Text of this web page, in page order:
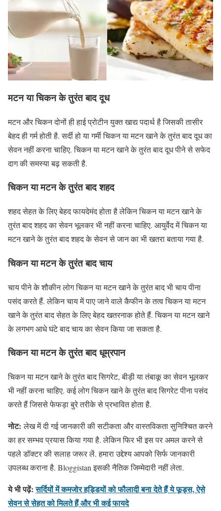
मटन या चिकन के तुरंत बाद दूध
मटन और चिकन दोनों ही हाई प्रोटीन युक्त खाद्य पदार्थ है जिसकी तासीर
बेहद ही गर्म होती है. सर्दी हो या गर्मी चिकन या मटन खाने के तुरंत बाद दूध का
सेवन नहीं करना चाहिए. चिकन या मटन खाने के तुरंत बाद दूध पीने से सफेद
दाग की समस्या बढ़ सकती है.
चिकन या मटन के तुरंत बाद शहद
शहद सेहत के लिए बेहद फायदेमंद होता है लेकिन चिकन या मटन खाने के
तुरंत बाद शहद का सेवन भूलकर भी नहीं करना चाहिए. आयुर्वेद में चिकन या
मटन खाने के तुरंत बाद शहद के सेवन से जान का भी खतरा बताया गया है.
चिकन या मटन के तुरंत बाद चाय
चाय पीने के शौकीन लोग चिकन या मटन खाने के तुरंत बाद भी चाय पीना
पसंद करते हैं. लेकिन चाय में पाए जाने वाले कैफीन के तत्व चिकन या मटन
खाने के तुरंत बाद सेहत के लिए बेहद खतरनाक होते हैं. चिकन या मटन खाने
के लगभग आधे घंटे बाद चाय का सेवन किया जा सकता है.
चिकन या मटन के तुरंत बाद धूम्रपान
चिकन या मटन खाने के तुरंत बाद सिगरेट, बीड़ी या तंबाकू का सेवन भूलकर
भी नहीं करना चाहिए. कई लोग चिकन खाने के तुरंत बाद सिगरेट पीना पसंद
करते हैं जिससे फेफड़ा बुरे तरीके से प्रभावित होता है.
नोट: लेख में दी गई जानकारी की सटीकता और वास्तविकता सुनिश्चित करने
का हर सम्भव प्रयास किया गया है. लेकिन फिर भी इस पर अमल करने से
पहले डॉक्टर की सलाह जरूर लें. हमारा उद्देश्य आपको सिर्फ जानकारी
उपलब्ध कराना है. Bloggistan इसकी नैतिक जिम्मेदारी नहीं लेता.
ये भी पढ़ें:सर्दियों में कमजोर हड्डियों को फौलादी बना देते हैं ये फूड्स, ऐसे
सेवन से सेहत को मिलते हैं और भी कई फायदे